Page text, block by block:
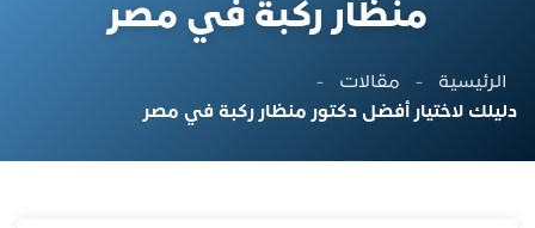
منظار ركبة في مصر
الرئيسية - مقالات
-
دليلك لاختيار أفضل دكتور منظار ركبة في مصر